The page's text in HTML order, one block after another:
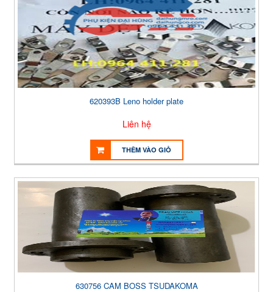
620393B Leno holder plate
Liên hệ
THÊM VÀO GIỎ
630756 CAM BOSS TSUDAKOMA